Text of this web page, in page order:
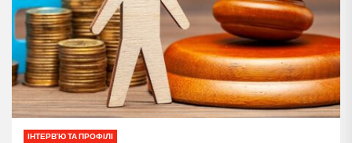
ІНТЕРВ'Ю ТА ПРОФІЛІ